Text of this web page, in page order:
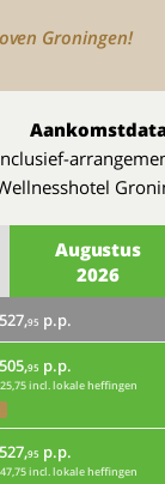
Groningen!
Augustus
2026
95 p.p.
95 p.p.
incl. lokale heffingen
95 p.p.
incl. lokale heffingen